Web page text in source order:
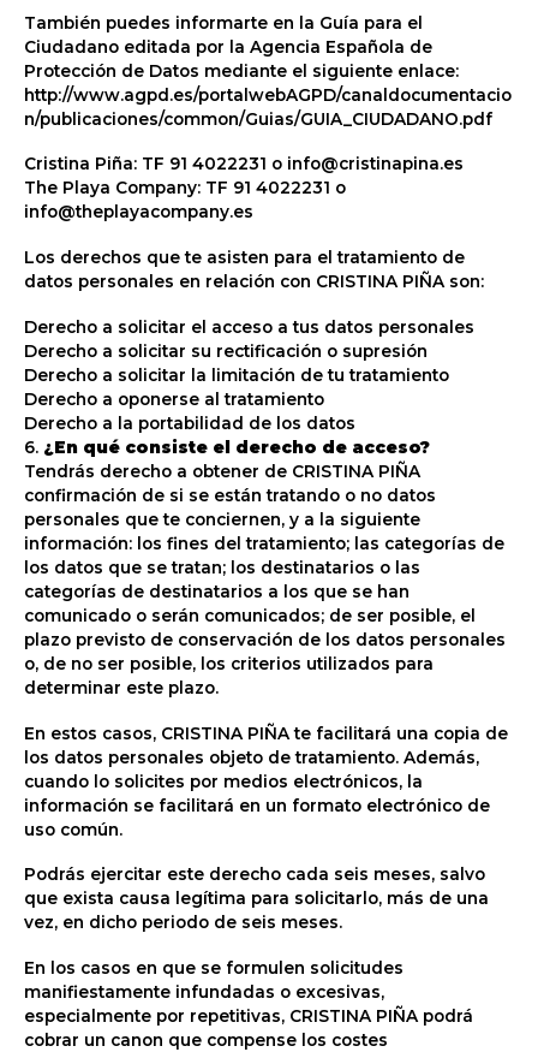
También puedes informarte en la Guía para el
Ciudadano editada por la Agencia Española de
Protección de Datos mediante el siguiente enlace:
http://www.agpd.es/portalwebAGPD/canaldocumentacio
n/publicaciones/common/Guias/GUIA_CIUDADANO.pdf
Cristina Piña: TF 91 4022231 o info@cristinapina.es
The Playa Company: TF 91 4022231 o
info@theplayacompany.es
Los derechos que te asisten para el tratamiento de
datos personales en relación con CRISTINA PIÑA son:
Derecho a solicitar el acceso a tus datos personales
Derecho a solicitar su rectificación o supresión
Derecho a solicitar la limitación de tu tratamiento
Derecho a oponerse al tratamiento
Derecho a la portabilidad de los datos
6. ¿En qué consiste el derecho de acceso?
Tendrás derecho a obtener de CRISTINA PIÑA
confirmación de si se están tratando o no datos
personales que te conciernen, y a la siguiente
información: los fines del tratamiento; las categorías de
los datos que se tratan; los destinatarios o las
categorías de destinatarios a los que se han
comunicado o serán comunicados; de ser posible, el
plazo previsto de conservación de los datos personales
o, de no ser posible, los criterios utilizados para
determinar este plazo.
En estos casos, CRISTINA PIÑA te facilitará una copia de
los datos personales objeto de tratamiento. Además,
cuando lo solicites por medios electrónicos, la
información se facilitará en un formato electrónico de
uso común.
Podrás ejercitar este derecho cada seis meses, salvo
que exista causa legítima para solicitarlo, más de una
vez, en dicho periodo de seis meses.
En los casos en que se formulen solicitudes
manifiestamente infundadas o excesivas,
especialmente por repetitivas, CRISTINA PIÑA podrá
cobrar un canon que compense los costes